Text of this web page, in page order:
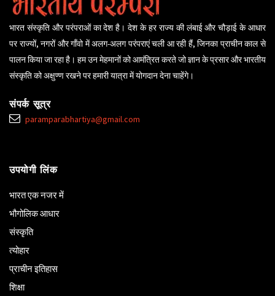
भारत संस्कृति और परंपराओं का देश है। देश के हर राज्य की लंबाई और चौड़ाई के आधार
पर राज्यों, नगरों और गाँवो में अलग-अलग परंपराएं चली आ रही हैं, जिनका प्राचीन काल से
पालन किया जा रहा है। हम उन मेहमानों को आमंत्रित करते जो ज्ञान के प्रसार और भारतीय
संस्कृति को अक्षुण्ण रखने पर हमारी यात्रा में योगदान देना चाहेंगे।
संपर्क सूत्र
paramparabhartiya@gmail.com
उपयोगी लिंक
भारत एक नजर में
भौगोलिक आधार
संस्कृति
त्योहार
प्राचीन इतिहास
शिक्षा